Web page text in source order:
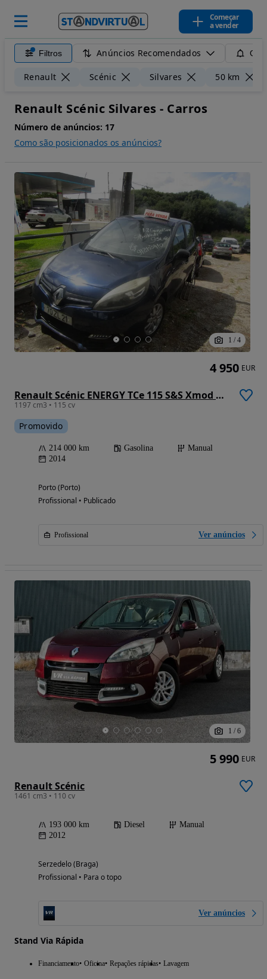
Começar
a vender
Filtros Anúncios Recomendados
Renault Scénic Silvares 50 km
Renault Scénic Silvares - Carros
Número de anúncios: 17
Como são posicionados os anúncios?
1 / 4
Renault Scénic ENERGY TCe 115 S&S Xmod Bose Edition
1197 cm3 • 115 cv
Promovido
214 000 km Gasolina
Manual
2014
Porto (Porto)
Profissional • Publicado
Profissional Ver anúncios
4 950 EUR
1 / 6
Renault Scénic
1461 cm3 • 110 cv
193 000 km Diesel
Manual
2012
Serzedelo (Braga)
Profissional • Para o topo
Ver anúncios
Stand Via Rápida
Financiamento Oficina Repações rápidas Lavagem
5 990 EUR